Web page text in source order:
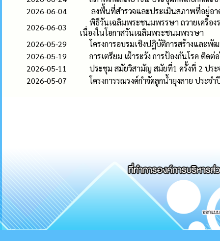
2026-06-04
ลงพื้นที่สำรวจและประเมินสภาพที่อยู่อ
2026-06-03
พิธีวันเฉลิมพระชนมพรรษา ถวายเครื่อ
เนื่องในโอกาสวันเฉลิมพระชนมพรรษา
2026-05-29
โครงการอบรมเชิงปฎิบัติการสร้างแล
2026-05-19
การเตรียม เฝ้าระวัง การป้องกันโรค ติด
2026-05-11
ประชุม สมัยวิสามัญ สมัยที่1 ครั้งที่ 2 ปร
2026-05-07
โครงการรณรงค์กำจัดลูกน้ำยุงลาย ประจ